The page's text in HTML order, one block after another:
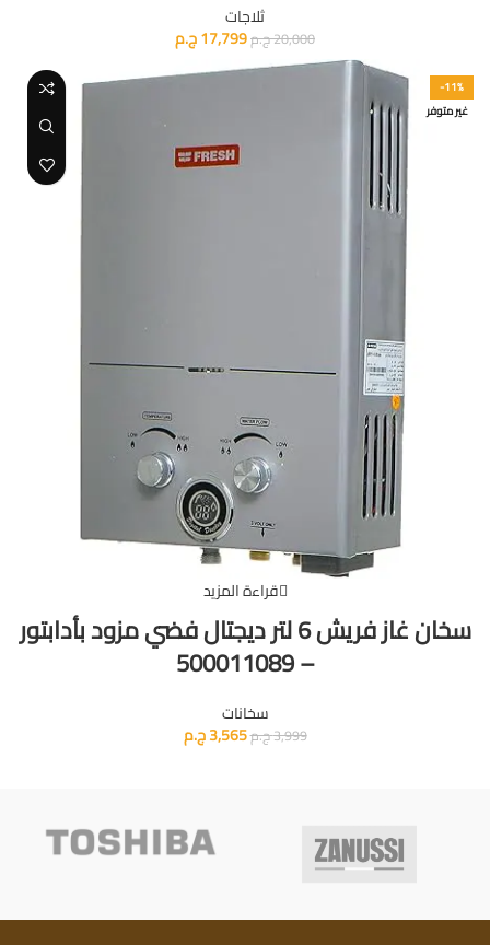
ثلاجات
20,000ج.م17,799ج.م
-11%
غير متوفر
قراءة المزيد
سخان غاز فريش 6 لتر ديجتال فضي مزود بأدابتور
– 500011089
سخانات
3,999ج.م3,565ج.م